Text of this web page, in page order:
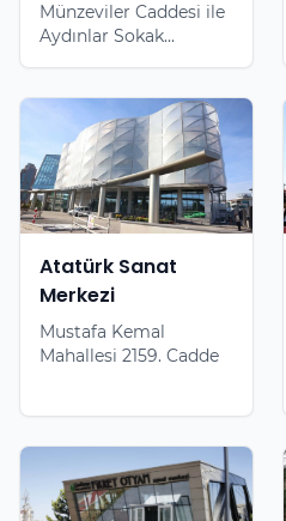
Münzeviler Caddesi ile
Aydınlar Sokak...
Atatürk Sanat
Merkezi
Mustafa Kemal
Mahallesi 2159. Cadde